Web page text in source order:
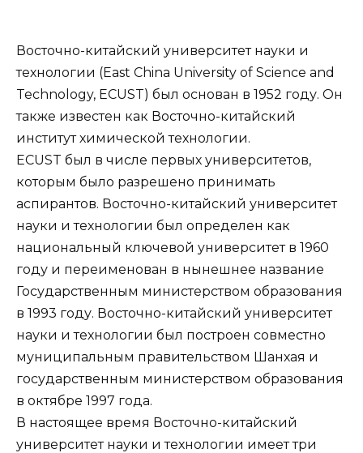
Восточно-китайский университет науки и
технологии (East China University of Science and
Technology, ECUST) был основан в 1952 году. Он
также известен как Восточно-китайский
институт химической технологии.
ECUST был в числе первых университетов,
которым было разрешено принимать
аспирантов. Восточно-китайский университет
науки и технологии был определен как
национальный ключевой университет в 1960
году и переименован в нынешнее название
Государственным министерством образования
в 1993 году. Восточно-китайский университет
науки и технологии был построен совместно
муниципальным правительством Шанхая и
государственным министерством образования
в октябре 1997 года.
В настоящее время Восточно-китайский
университет науки и технологии имеет три